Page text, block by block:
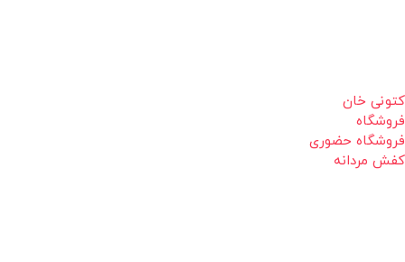
کتونی خان
فروشگاه
فروشگاه حضوری
کفش مردانه